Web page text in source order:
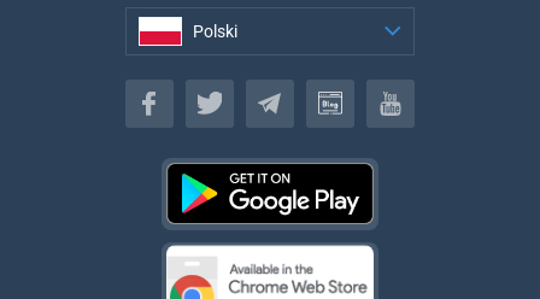
Polski
Polski